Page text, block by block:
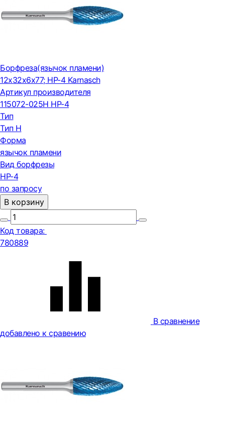
Борфреза(язычок пламени)
12x32x6x77; HP-4 Karnasch
Артикул производителя
115072-025H HP-4
Тип
Тип H
Форма
язычок пламени
Вид борфрезы
HP-4
по запросу
В корзину
Код товара:
780889
В сравнение
добавлено к сравению